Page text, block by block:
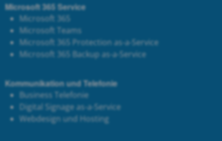
Microsoft 365 Service
Microsoft 365
Microsoft Teams
Microsoft 365 Protection as-a-Service
Microsoft 365 Backup as-a-Service
Kommunikation und Telefonie
Business Telefonie
Digital Signage as-a-Service
Webdesign und Hosting